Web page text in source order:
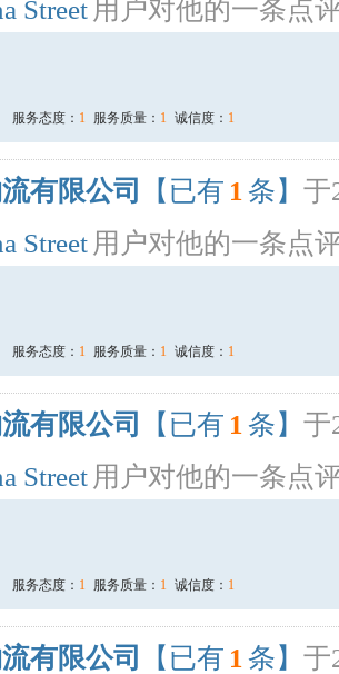
Street 用户对他的一条点
服务态度： 1 服务质量： 1 诚信度： 1
有限公司 【已有 1 条】 于
Street 用户对他的一条点
服务态度： 1 服务质量： 1 诚信度： 1
有限公司 【已有 1 条】 于
Street 用户对他的一条点
服务态度： 1 服务质量： 1 诚信度： 1
有限公司 【已有 1 条】 于